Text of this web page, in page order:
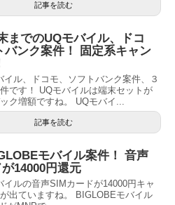
記事を読む
までのUQモバイル、ドコ
バンク案件！ 固定系キャン
イル、ドコモ、ソフトバンク案件、３
です！ UQモバイルは端末セットが
ク増額ですね。 UQモバイ...
記事を読む
モバイル案件！ 音声
14000円還元
イルの音声SIMカードが14000円キャ
出ていますね。 BIGLOBEモバイル